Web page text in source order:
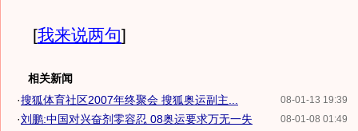
[我来说两句]
相关新闻
08-01-13 19:39
·搜狐体育社区2007年终聚会 搜狐奥运副主...
08-01-08 01:49
·刘鹏:中国对兴奋剂零容忍 08奥运要求万无一失